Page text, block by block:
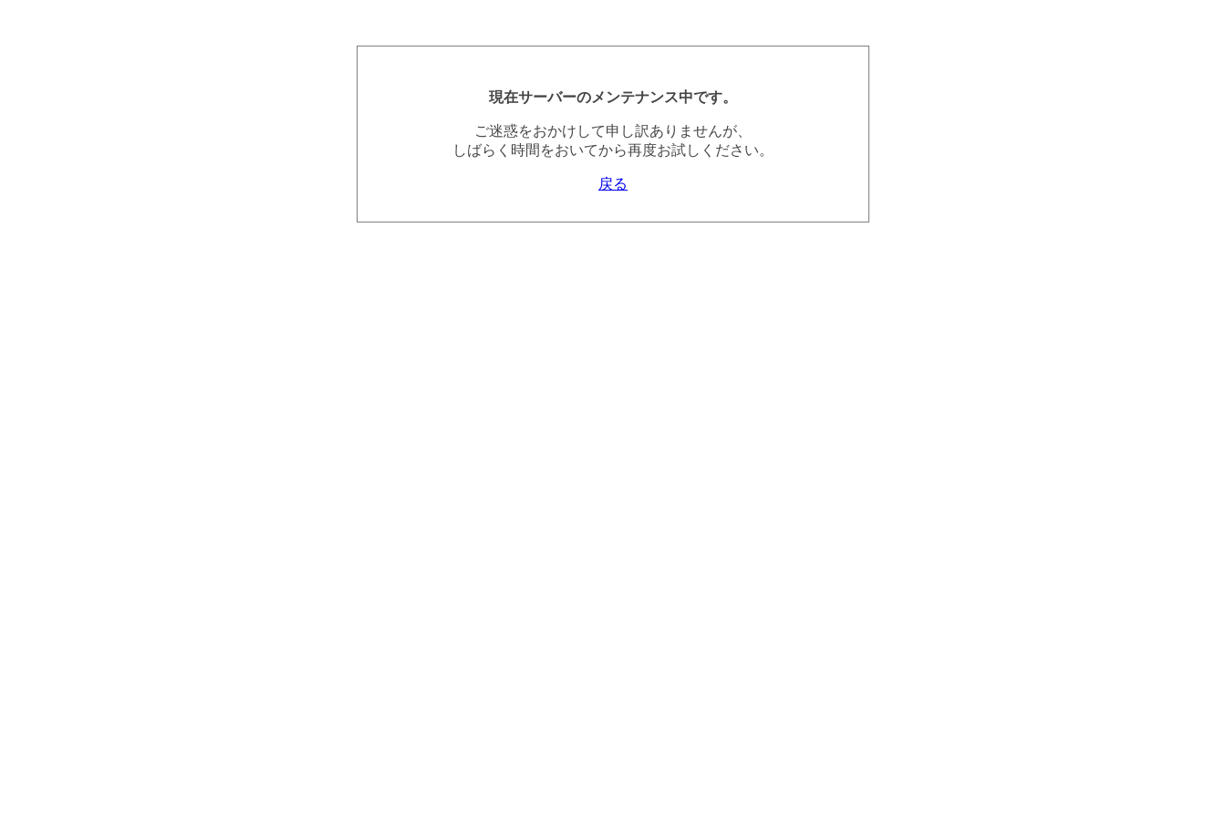
現在サーバーのメンテナンス中です。
ご迷惑をおかけして申し訳ありませんが、
しばらく時間をおいてから再度お試しください。
戻る